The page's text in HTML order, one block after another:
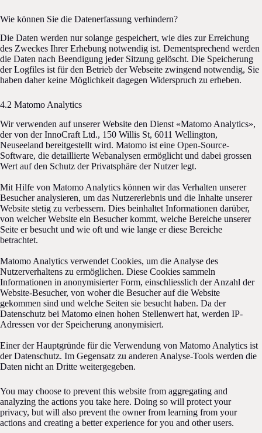
Wie können Sie die Datenerfassung verhindern?
Die Daten werden nur solange gespeichert, wie dies zur Erreichung
des Zweckes Ihrer Erhebung notwendig ist. Dementsprechend werden
die Daten nach Beendigung jeder Sitzung gelöscht. Die Speicherung
der Logfiles ist für den Betrieb der Webseite zwingend notwendig, Sie
haben daher keine Möglichkeit dagegen Widerspruch zu erheben.
4.2 Matomo Analytics
Wir verwenden auf unserer Website den Dienst «Matomo Analytics»,
der von der InnoCraft Ltd., 150 Willis St, 6011 Wellington,
Neuseeland bereitgestellt wird. Matomo ist eine Open-Source-
Software, die detaillierte Webanalysen ermöglicht und dabei grossen
Wert auf den Schutz der Privatsphäre der Nutzer legt.
Mit Hilfe von Matomo Analytics können wir das Verhalten unserer
Besucher analysieren, um das Nutzererlebnis und die Inhalte unserer
Website stetig zu verbessern. Dies beinhaltet Informationen darüber,
von welcher Website ein Besucher kommt, welche Bereiche unserer
Seite er besucht und wie oft und wie lange er diese Bereiche
betrachtet.
Matomo Analytics verwendet Cookies, um die Analyse des
Nutzerverhaltens zu ermöglichen. Diese Cookies sammeln
Informationen in anonymisierter Form, einschliesslich der Anzahl der
Website-Besucher, von woher die Besucher auf die Website
gekommen sind und welche Seiten sie besucht haben. Da der
Datenschutz bei Matomo einen hohen Stellenwert hat, werden IP-
Adressen vor der Speicherung anonymisiert.
Einer der Hauptgründe für die Verwendung von Matomo Analytics ist
der Datenschutz. Im Gegensatz zu anderen Analyse-Tools werden die
Daten nicht an Dritte weitergegeben.
You may choose to prevent this website from aggregating and
analyzing the actions you take here. Doing so will protect your
privacy, but will also prevent the owner from learning from your
actions and creating a better experience for you and other users.